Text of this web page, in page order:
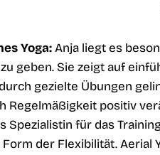
Yoga:Anja liegt es
geben. Sie zeigt auf
gezielte Übungen
Regelmäßigkeit positiv
Spezialistin für das
der Flexibilität. Aerial